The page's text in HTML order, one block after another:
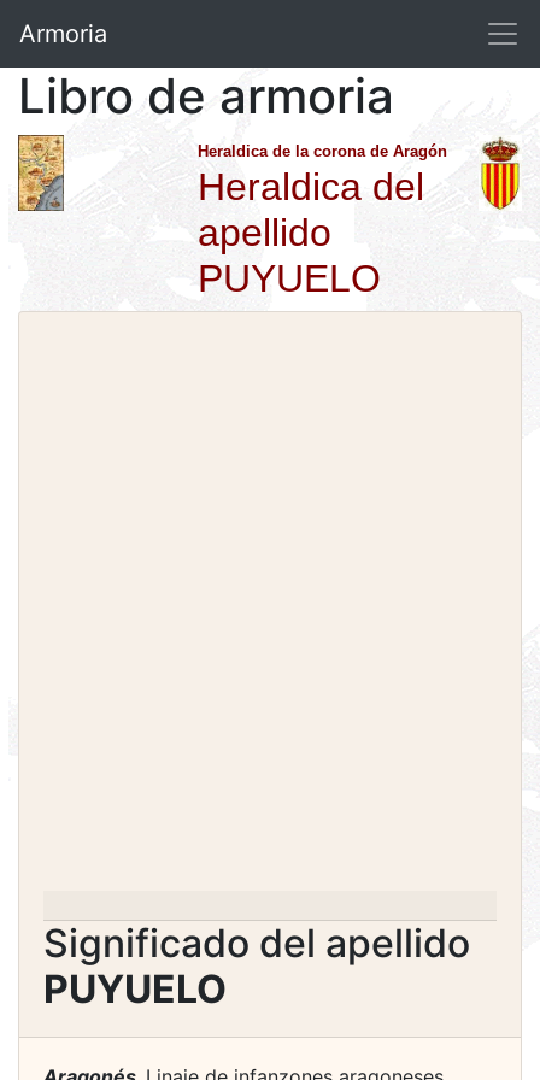
Armoria
Libro de armoria
Heraldica de la corona de Aragón
Heraldica del
apellido
PUYUELO
Significado del apellido
PUYUELO